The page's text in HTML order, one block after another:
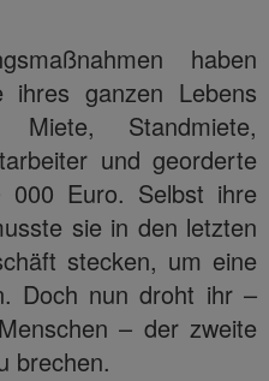
haben
ihres ganzen Lebens
Miete, Standmiete,
und georderte
Euro. Selbst ihre
sie in den letzten
stecken, um eine
Doch nun droht ihr –
– der zweite
brechen.